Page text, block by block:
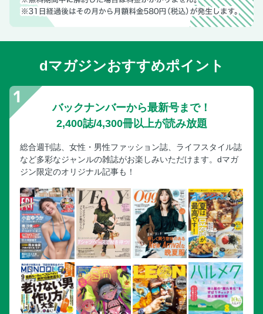
dマガジンおすすめポイント
バックナンバーから最新号まで！
2,400誌/4,300冊以上が読み放題
総合週刊誌、女性・男性ファッション誌、ライフスタイル誌
など多彩なジャンルの雑誌がお楽しみいただけます。dマガ
ジン限定のオリジナル記事も！